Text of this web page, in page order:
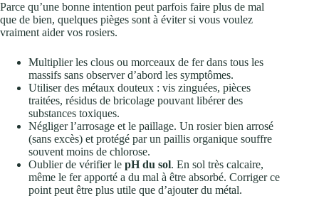
Parce qu’une bonne intention peut parfois faire plus de mal
que de bien, quelques pièges sont à éviter si vous voulez
vraiment aider vos rosiers.
Multiplier les clous ou morceaux de fer dans tous les
massifs sans observer d’abord les symptômes.
Utiliser des métaux douteux : vis zinguées, pièces
traitées, résidus de bricolage pouvant libérer des
substances toxiques.
Négliger l’arrosage et le paillage. Un rosier bien arrosé
(sans excès) et protégé par un paillis organique souffre
souvent moins de chlorose.
Oublier de vérifier le pH du sol. En sol très calcaire,
même le fer apporté a du mal à être absorbé. Corriger ce
point peut être plus utile que d’ajouter du métal.